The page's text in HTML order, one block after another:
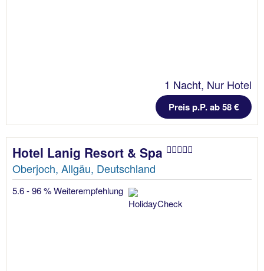
1 Nacht, Nur Hotel
Preis p.P. ab 58 €
Hotel Lanig Resort & Spa
Oberjoch, Allgäu, Deutschland
5.6 - 96 % Weiterempfehlung